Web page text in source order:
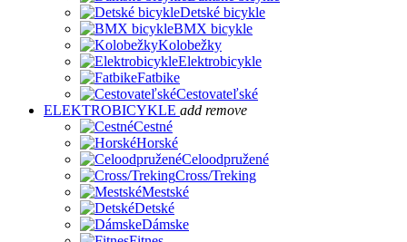
Detské bicykle
BMX bicykle
Kolobežky
Elektrobicykle
Fatbike
Cestovateľské
ELEKTROBICYKLE add remove
Cestné
Horské
Celoodpružené
Cross/Treking
Mestské
Detské
Dámske